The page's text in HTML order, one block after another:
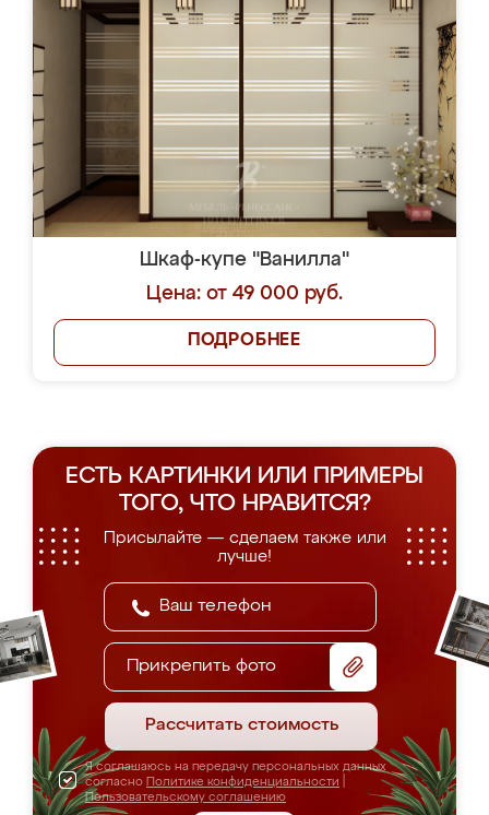
Шкаф-купе "Ванилла"
Цена: от 49 000 руб.
ПОДРОБНЕЕ
ЕСТЬ КАРТИНКИ ИЛИ ПРИМЕРЫ
ТОГО, ЧТО НРАВИТСЯ?
Присылайте — сделаем также или
лучше!
Прикрепить фото
Рассчитать стоимость
Я соглашаюсь на передачу персональных данных
согласно Политике конфиденциальности
Пользовательскому соглашению